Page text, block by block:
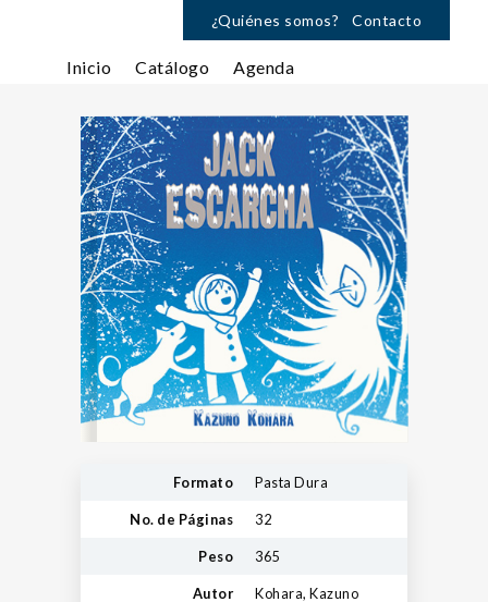
¿Quiénes somos? Contacto
Inicio Catálogo Agenda
Formato Pasta Dura
No. de Páginas 32
Peso 365
Autor Kohara, Kazuno